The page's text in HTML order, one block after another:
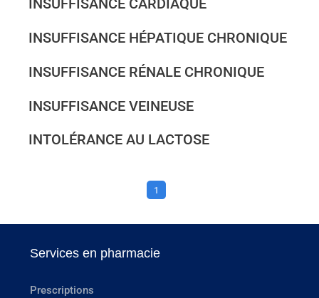
INSUFFISANCE CARDIAQUE
INSUFFISANCE HÉPATIQUE CHRONIQUE
INSUFFISANCE RÉNALE CHRONIQUE
INSUFFISANCE VEINEUSE
INTOLÉRANCE AU LACTOSE
1
Services en pharmacie
Prescriptions